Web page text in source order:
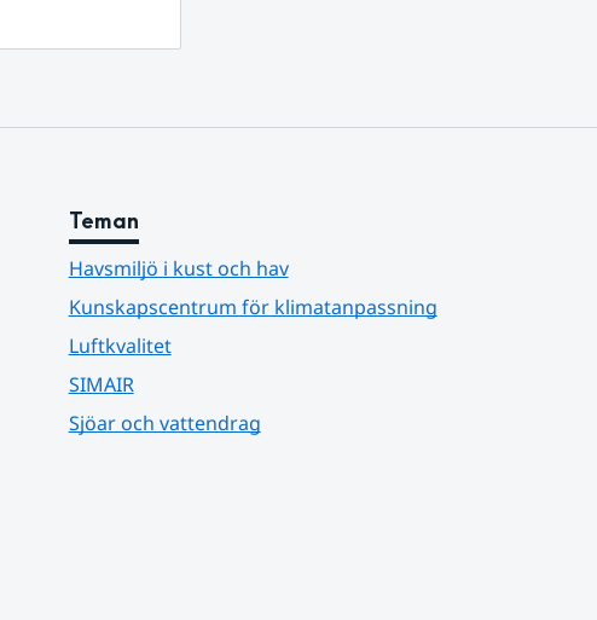
Teman
Havsmiljö i kust och hav
Kunskapscentrum för klimatanpassning
Luftkvalitet
SIMAIR
Sjöar och vattendrag